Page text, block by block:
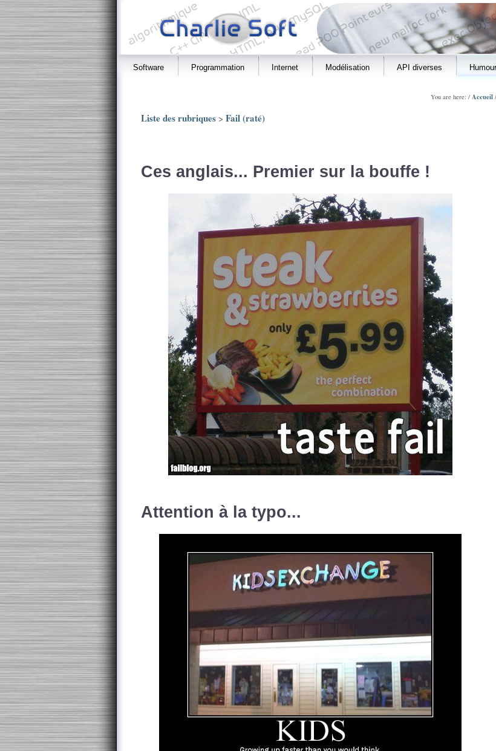
Software Programmation Internet Modélisation API diverses Humour
You are here: / Accueil /
Liste des rubriques > Fail (raté)
Ces anglais... Premier sur la bouffe !
Attention à la typo...